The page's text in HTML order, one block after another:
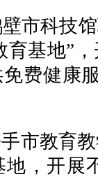
市科技
育基地”
费健康
市教育
，开展